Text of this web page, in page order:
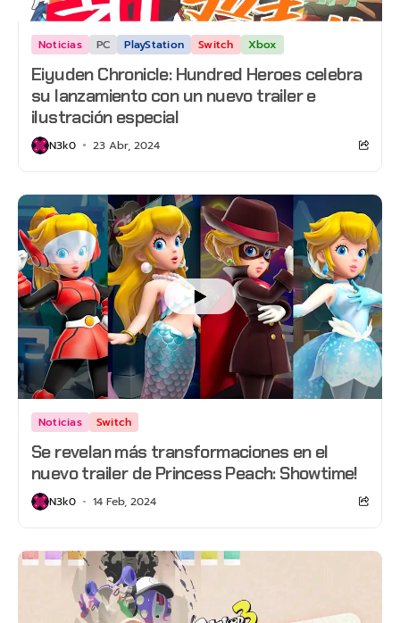
Noticias PC PlayStation Switch Xbox
Eiyuden Chronicle: Hundred Heroes celebra
su lanzamiento con un nuevo trailer e
ilustración especial
N3k0 23 Abr, 2024
Noticias Switch
Se revelan más transformaciones en el
nuevo trailer de Princess Peach: Showtime!
N3k0 14 Feb, 2024